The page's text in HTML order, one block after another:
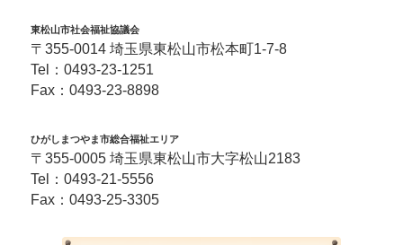
東松山市社会福祉協議会
〒355-0014 埼玉県東松山市松本町1-7-8
Tel： 0493-23-1251
Fax：0493-23-8898
ひがしまつやま市総合福祉エリア
〒355-0005 埼玉県東松山市大字松山2183
Tel： 0493-21-5556
Fax：0493-25-3305